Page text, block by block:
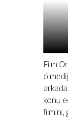
Film
konu
filmini,